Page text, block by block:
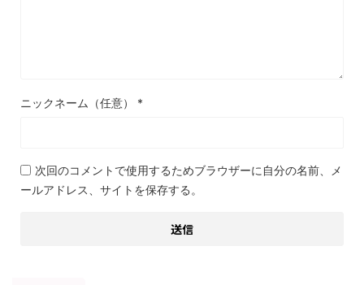
ニックネーム（任意） *
次回のコメントで使用するためブラウザーに自分の名前、メ
ールアドレス、サイトを保存する。